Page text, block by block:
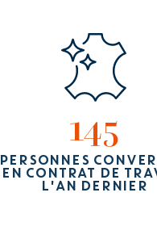
145
PERSONNES
EN CONTRAT DE
L'AN DERNIER